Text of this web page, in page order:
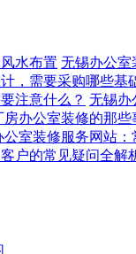
水布置 无锡办公室
，需要采购哪些基
注意什么？ 无锡办
房办公室装修的那些
公室装修服务网站
户的常见疑问全解